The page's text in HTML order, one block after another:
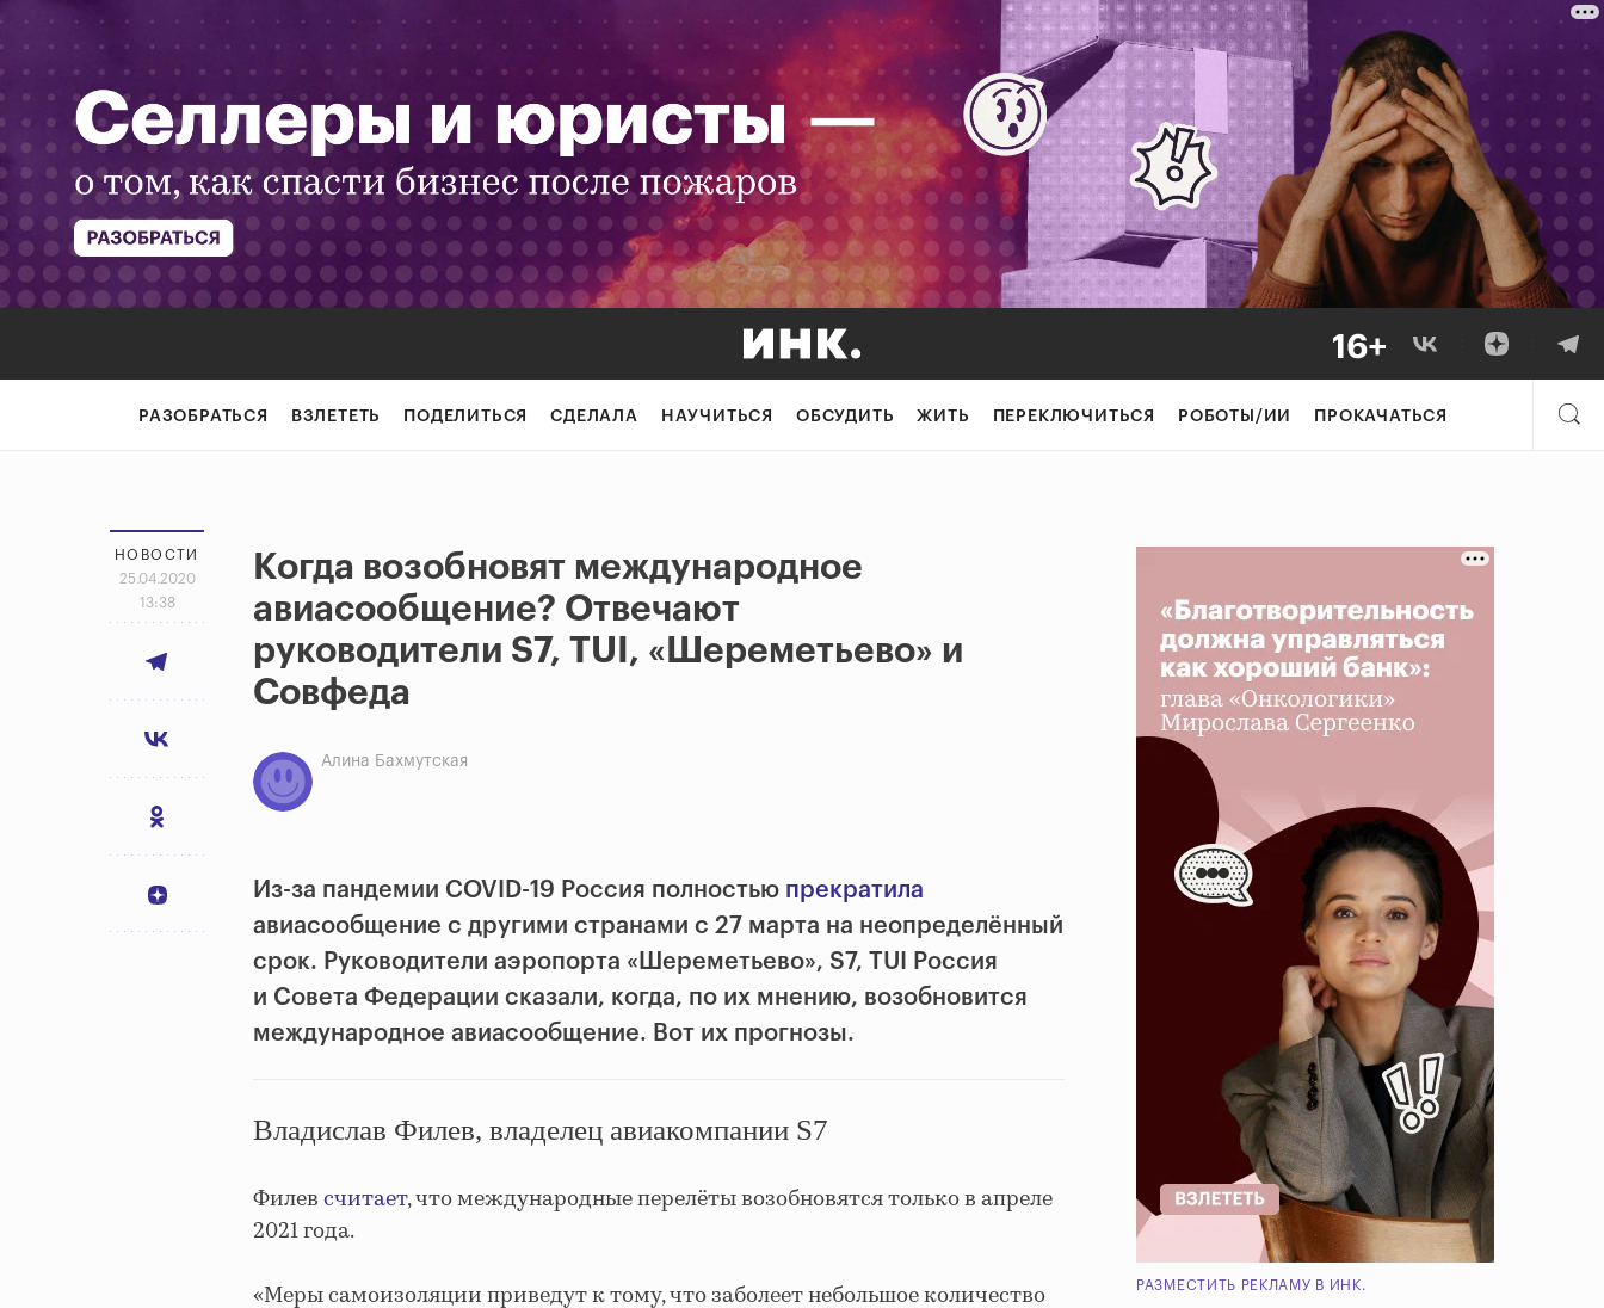
РАЗОБРАТЬСЯ ВЗЛЕТЕТЬ ПОДЕЛИТЬСЯ СДЕЛАЛА НАУЧИТЬСЯ ОБСУДИТЬ ЖИТЬ ПЕРЕКЛЮЧИТЬСЯ РОБОТЫ/ИИ ПРОКАЧАТЬСЯ
НОВОСТИ
25.04.2020
13:38
Когда возобновят международное
авиасообщение? Отвечают
руководители S7, TUI, «Шереметьево» и
Совфеда
Алина Бахмутская
Из-за пандемии COVID-19 Россия полностью прекратила
авиасообщение с другими странами с 27 марта на неопределённый
срок. Руководители аэропорта «Шереметьево», S7, TUI Россия
и Совета Федерации сказали, когда, по их мнению, возобновится
международное авиасообщение. Вот их прогнозы.
Владислав Филев, владелец авиакомпании S7
Филевсчитает, что международные перелёты возобновятся только в апреле
2021 года.
«Меры самоизоляции приведут к тому, что заболеет небольшое количество
РАЗМЕСТИТЬ РЕКЛАМУ В ИНК.